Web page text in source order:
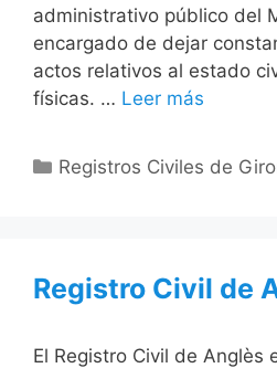
administrativo público del
encargado de dejar
actos relativos al estado
físicas. … Leer más
Categorías
Registros Civiles de
Registro Civil de
El Registro Civil de Anglès